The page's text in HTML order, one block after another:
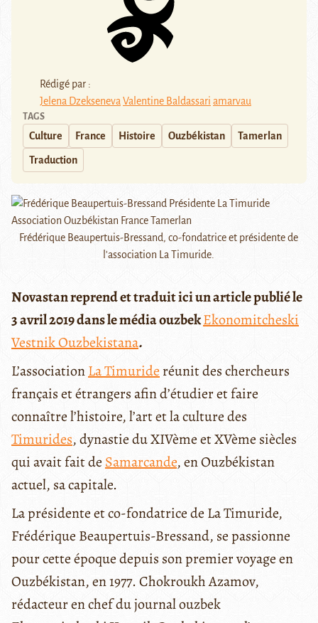
Rédigé par :
Jelena Dzekseneva Valentine Baldassari amarvau
TAGS
Culture France Histoire Ouzbékistan Tamerlan
Traduction
Frédérique Beaupertuis-Bressand, co-fondatrice et présidente de
l'association La Timuride.
Novastan reprend et traduit ici un article publié le
3 avril 2019 dans le média ouzbekEkonomitcheski
Vestnik Ouzbekistana.
L’associationLa Timuride réunit des chercheurs
français et étrangers afin d’étudier et faire
connaître l’histoire, l’art et la culture des
Timurides, dynastie du XIVème et XVème siècles
qui avait fait de Samarcande, en Ouzbékistan
actuel, sa capitale.
La présidente et co-fondatrice de La Timuride,
Frédérique Beaupertuis-Bressand, se passionne
pour cette époque depuis son premier voyage en
Ouzbékistan, en 1977. Chokroukh Azamov,
rédacteur en chef du journal ouzbek